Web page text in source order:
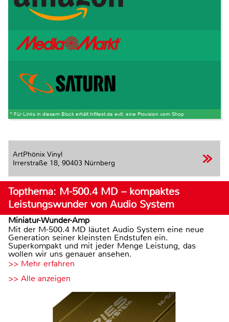
* Für Links in diesem Block erhält hifitest.de evtl. eine Provision vom Shop
ArtPhönix Vinyl
Irrerstraße 18, 90403 Nürnberg
Topthema: M-500.4 MD – kompaktes
Leistungswunder von Audio System
Miniatur-Wunder-Amp
Mit der M-500.4 MD läutet Audio System eine neue
Generation seiner kleinsten Endstufen ein.
Superkompakt und mit jeder Menge Leistung, das
wollen wir uns genauer ansehen.
>> Mehr erfahren
>> Alle anzeigen